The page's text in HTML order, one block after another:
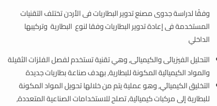
وفقًا لدراسة جدوى مصنع تدوير البطاريات فى الأردن تختلف التقنيات
المستخدمة فى إعادة تدوير البطاريات وفقا لنوع البطارية وتركيبها
الداخلي
التحليل الفيزيائى والكيميائى, وهي تقنية تستخدم لفصل الفلزات الثقيلة
والمواد الكيميائية المكونة للبطارية, بهدف صناعة بطاريات جديدة
التخليق الكيميائي, وهو عملية يتم من خلالها تحويل المواد المكونة
للبطارية إلى مركبات كيميائية, تصلح للاستخدامات الصناعية المتعددة,